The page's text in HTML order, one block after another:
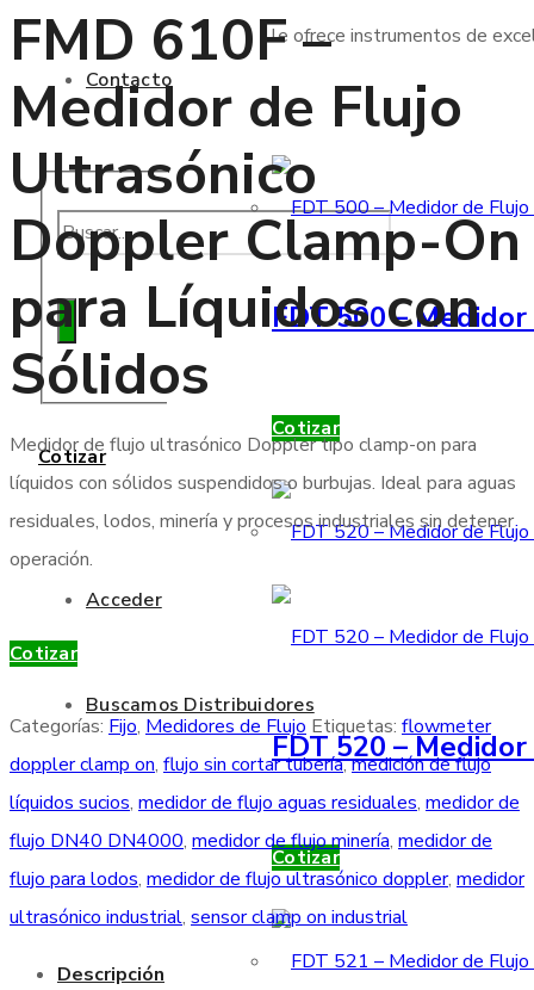
Contacto
Cotizar
Acceder
Buscamos Distribuidores
le ofrece instrumentos de
FDT 500 –
Cotizar
FDT 520 –
Cotizar
FMD 610F –
Medidor de Flujo
Ultrasónico
Doppler Clamp-On
para Líquidos con
Sólidos
Medidor de flujo ultrasónico Doppler tipo clamp-on para
líquidos con sólidos suspendidos o burbujas. Ideal para aguas
residuales, lodos, minería y procesos industriales sin detener
operación.
Cotizar
Categorías: Fijo, Medidores de Flujo Etiquetas: flowmeter
doppler clamp on, flujo sin cortar tubería,medición de flujo
líquidos sucios, medidor de flujo aguas residuales, medidor de
flujo DN40 DN4000, medidor de flujo minería, medidor de
flujo para lodos, medidor de flujo ultrasónico doppler, medidor
ultrasónico industrial, sensor clamp on industrial
Descripción